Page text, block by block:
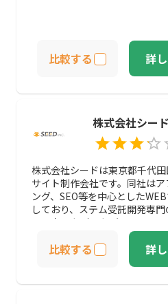
比較する 詳
株式会社シード
株式会社シードは東京都千代
サイト制作会社です。同社は
ング、SEO等を中心とした
しており、ステム受託開発専
い、売り上げを上げるECサイ
したECサイトの設計が可能で
設計の段階から、デザイン制
やシステム保守などの運用ま
トパートナーにも認定されて
比較する 詳